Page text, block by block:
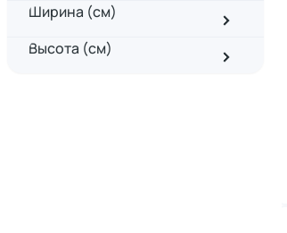
Ширина (см)
Высота (см)